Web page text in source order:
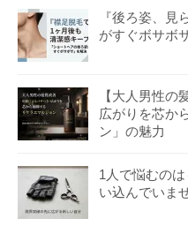
『後ろ姿、見
がすぐボサボ
【大人男性の
広がりを芯か
ン」の魅力
1人で悩むの
い込んでいま